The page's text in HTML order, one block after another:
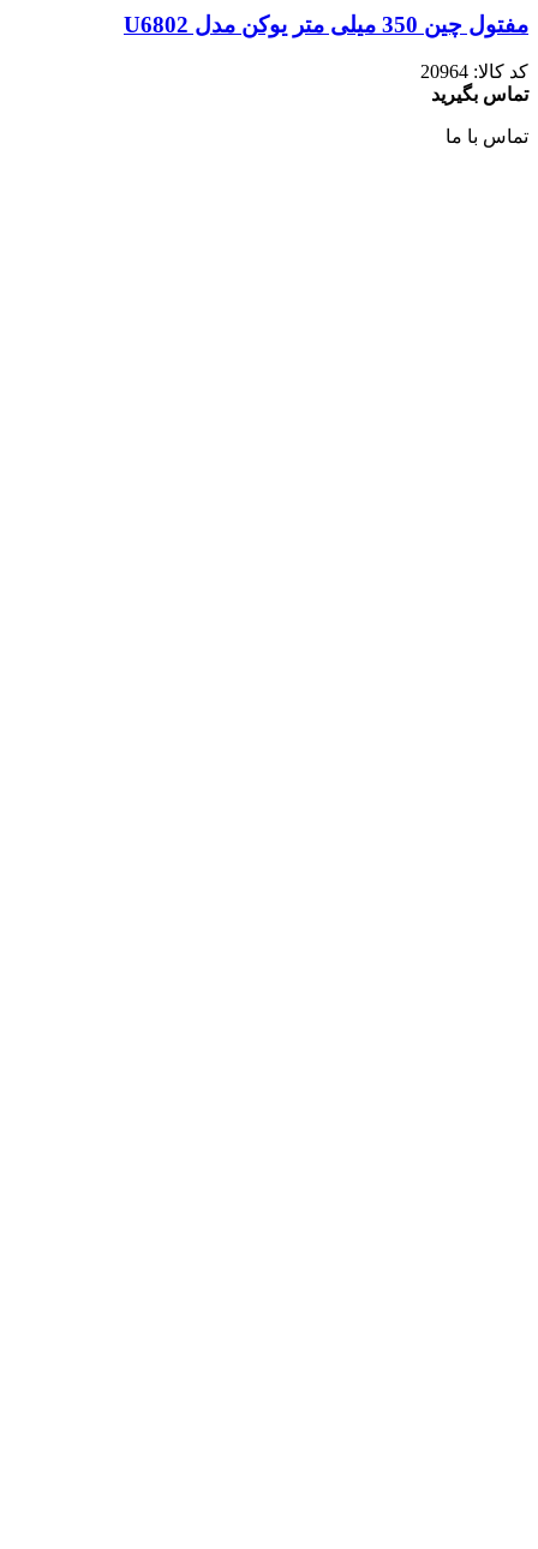
مفتول چین 350 میلی متر یوکن مدل U6802
کد کالا: 20964
تماس بگیرید
تماس با ما